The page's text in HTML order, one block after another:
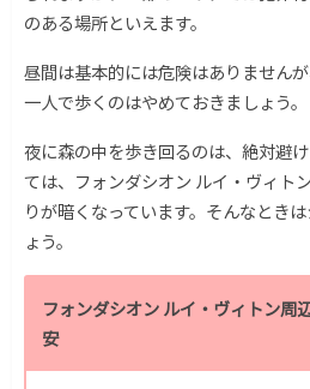
のある場所といえます。
昼間は基本的には危険はありません
一人で歩くのはやめておきましょう。
夜に森の中を歩き回るのは、絶対避
ては、フォンダシオン ルイ・ヴィト
りが暗くなっています。そんなとき
ょう。
フォンダシオン ルイ・ヴィトン周
安